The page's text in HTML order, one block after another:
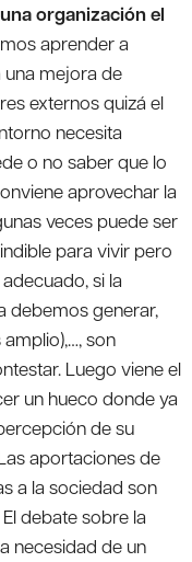
organización el
aprender a
mejora de
externos quizá el
necesita
o no saber que lo
aprovechar la
veces puede ser
para vivir pero
si la
debemos generar,
son
Luego viene el
un hueco donde ya
de su
aportaciones de
a la sociedad son
debate sobre la
necesidad de un